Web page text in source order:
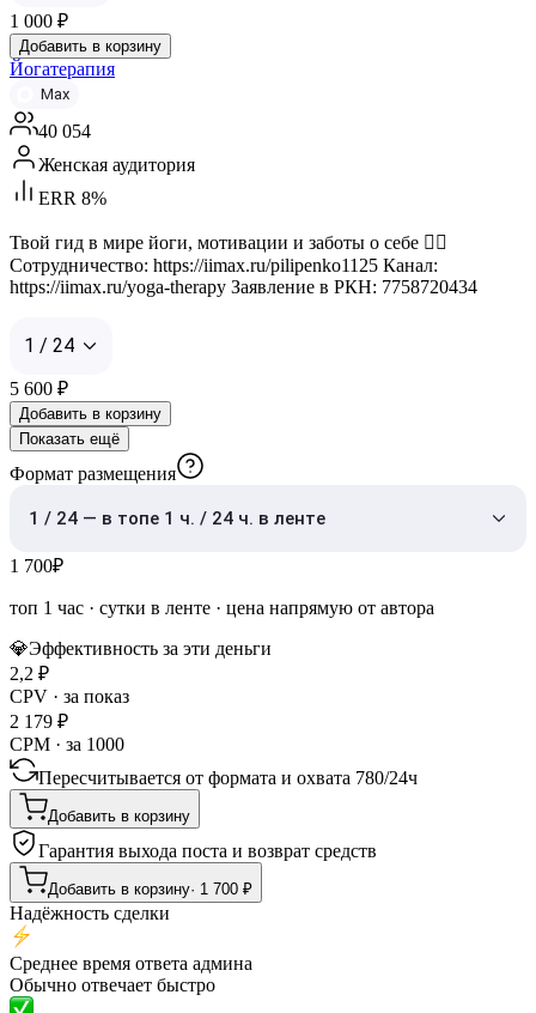
1 000 ₽
Добавить в корзину
Йогатерапия
Max
40 054
Женская аудитория
ERR 8%
Твой гид в мире йоги, мотивации и заботы о себе 🧘‍♀️
Сотрудничество: https://iimax.ru/pilipenko1125 Канал:
https://iimax.ru/yoga-therapy Заявление в РКН: 7758720434
1 / 24
5 600 ₽
Добавить в корзину
Показать ещё
Формат размещения
1 / 24 — в топе 1 ч. / 24 ч. в ленте
1 700₽
топ 1 час · сутки в ленте · цена напрямую от автора
💎Эффективность за эти деньги
2,2 ₽
CPV · за показ
2 179 ₽
CPM · за 1000
Пересчитывается от формата и охвата 780/24ч
Добавить в корзину
Гарантия выхода поста и возврат средств
Добавить в корзину· 1 700 ₽
Надёжность сделки
Среднее время ответа админа
Обычно отвечает быстро